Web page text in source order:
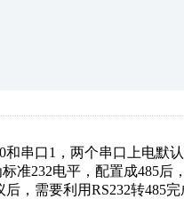
串口1，两个串口上电默
准232电平，配置成485
后，需要利用RS232转485